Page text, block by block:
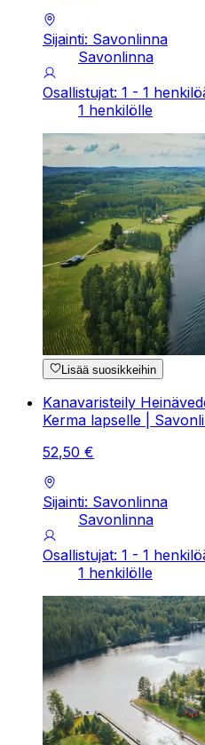
Sijainti: Savonlinna
Savonlinna
Osallistujat: 1 - 1
1 henkilölle
Lisää suosikkeihin
Kanavaristeily
Kerma lapselle |
52,50 €
Sijainti: Savonlinna
Savonlinna
Osallistujat: 1 - 1
1 henkilölle